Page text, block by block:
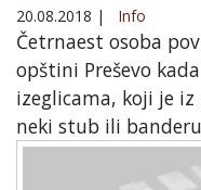
20.08.2018 | Info
Četrnaest osoba
opštini Preševo
izeglicama, koji je
neki stub ili